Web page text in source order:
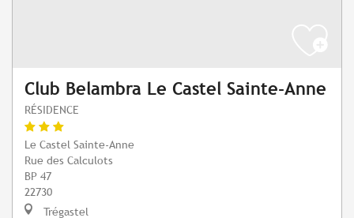
Club Belambra Le Castel Sainte-Anne
RÉSIDENCE
Le Castel Sainte-Anne
Rue des Calculots
BP 47
22730
Trégastel